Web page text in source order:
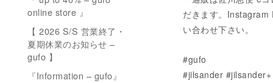
だきます。
い合わせ下さい。
#gufo
#jilsander
online store 』
【 2026 S/S 営業終了・
夏期休業のお知らせ –
gufo 】
『Information – gufo』